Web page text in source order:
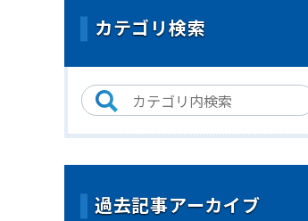
カテゴリ検索
過去記事アーカイブ